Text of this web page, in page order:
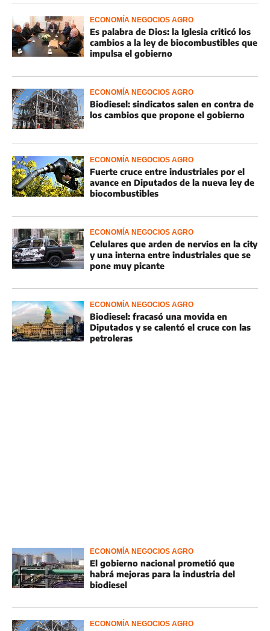
ECONOMÍA NEGOCIOS AGRO
Es palabra de Dios: la Iglesia criticó los
cambios a la ley de biocombustibles que
impulsa el gobierno
ECONOMÍA NEGOCIOS AGRO
Biodiesel: sindicatos salen en contra de
los cambios que propone el gobierno
ECONOMÍA NEGOCIOS AGRO
Fuerte cruce entre industriales por el
avance en Diputados de la nueva ley de
biocombustibles
ECONOMÍA NEGOCIOS AGRO
Celulares que arden de nervios en la city
y una interna entre industriales que se
pone muy picante
ECONOMÍA NEGOCIOS AGRO
Biodiesel: fracasó una movida en
Diputados y se calentó el cruce con las
petroleras
ECONOMÍA NEGOCIOS AGRO
El gobierno nacional prometió que
habrá mejoras para la industria del
biodiesel
ECONOMÍA NEGOCIOS AGRO